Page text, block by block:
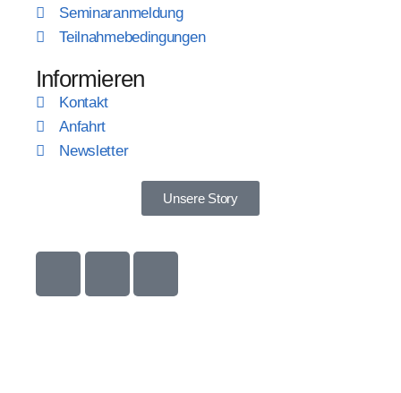
Seminaranmeldung
Teilnahmebedingungen
Informieren
Kontakt
Anfahrt
Newsletter
Unsere Story